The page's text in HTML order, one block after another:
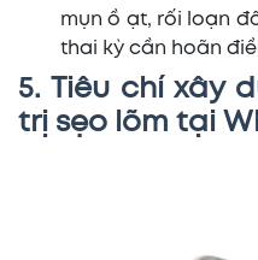
mụn ồ ạt, rối loạn
thai kỳ cần hoãn
5. Tiêu chí xây
trị sẹo lõm tại